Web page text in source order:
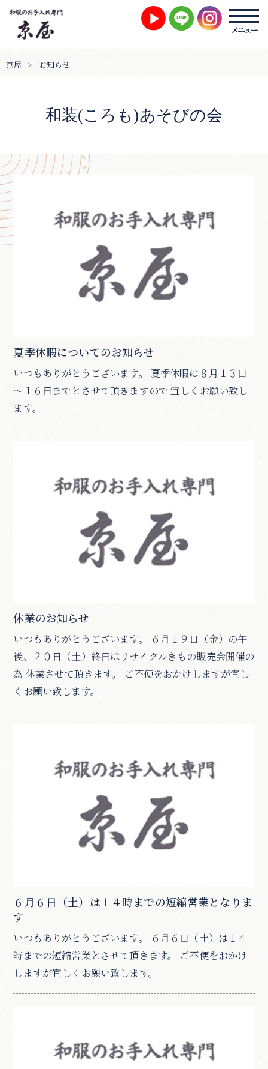
京屋 > お知らせ
和装(ころも)あそびの会
夏季休暇についてのお知らせ
いつもありがとうございます。 夏季休暇は８月１３日
～１６日までとさせて頂きますので 宜しくお願い致し
ます。
休業のお知らせ
いつもありがとうございます。 ６月１９日（金）の午
後、２０日（土）終日はリサイクルきもの販売会開催の
為 休業させて頂きます。 ご不便をおかけしますが宜し
くお願い致します。
６月６日（土）は１４時までの短縮営業となりま
す
いつもありがとうございます。 ６月６日（土）は１４
時までの短縮営業とさせて頂きます。 ご不便をおかけ
しますが宜しくお願い致します。